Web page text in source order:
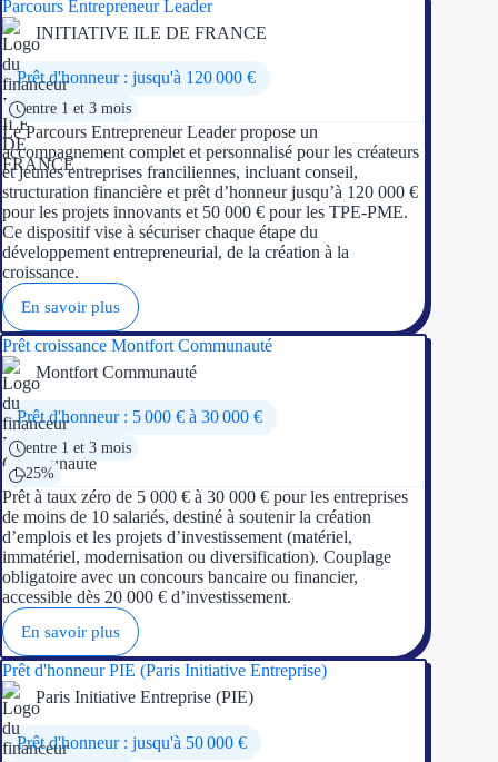
Parcours Entrepreneur Leader
INITIATIVE ILE DE FRANCE
Prêt d'honneur : jusqu'à 120 000 €
entre 1 et 3 mois
Le Parcours Entrepreneur Leader propose un
accompagnement complet et personnalisé pour les créateurs
et jeunes entreprises franciliennes, incluant conseil,
structuration financière et prêt d’honneur jusqu’à 120 000 €
pour les projets innovants et 50 000 € pour les TPE-PME.
Ce dispositif vise à sécuriser chaque étape du
développement entrepreneurial, de la création à la
croissance.
En savoir plus
Prêt croissance Montfort Communauté
Montfort Communauté
Prêt d'honneur : 5 000 € à 30 000 €
entre 1 et 3 mois
25%
Prêt à taux zéro de 5 000 € à 30 000 € pour les entreprises
de moins de 10 salariés, destiné à soutenir la création
d’emplois et les projets d’investissement (matériel,
immatériel, modernisation ou diversification). Couplage
obligatoire avec un concours bancaire ou financier,
accessible dès 20 000 € d’investissement.
En savoir plus
Prêt d'honneur PIE (Paris Initiative Entreprise)
Paris Initiative Entreprise (PIE)
Prêt d'honneur : jusqu'à 50 000 €